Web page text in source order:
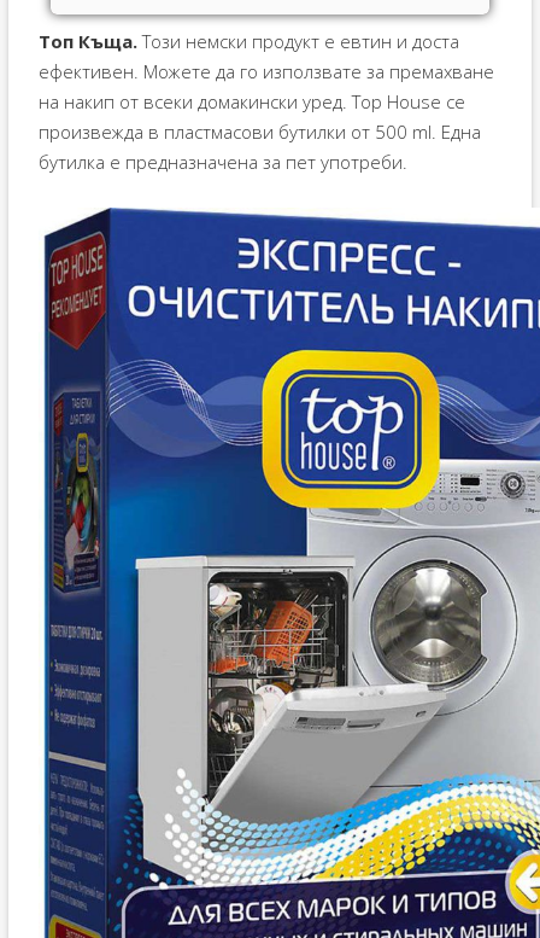
Топ Къща.Този немски продукт е евтин и доста
ефективен. Можете да го използвате за премахване
на накип от всеки домакински уред. Top House се
произвежда в пластмасови бутилки от 500 ml. Една
бутилка е предназначена за пет употреби.